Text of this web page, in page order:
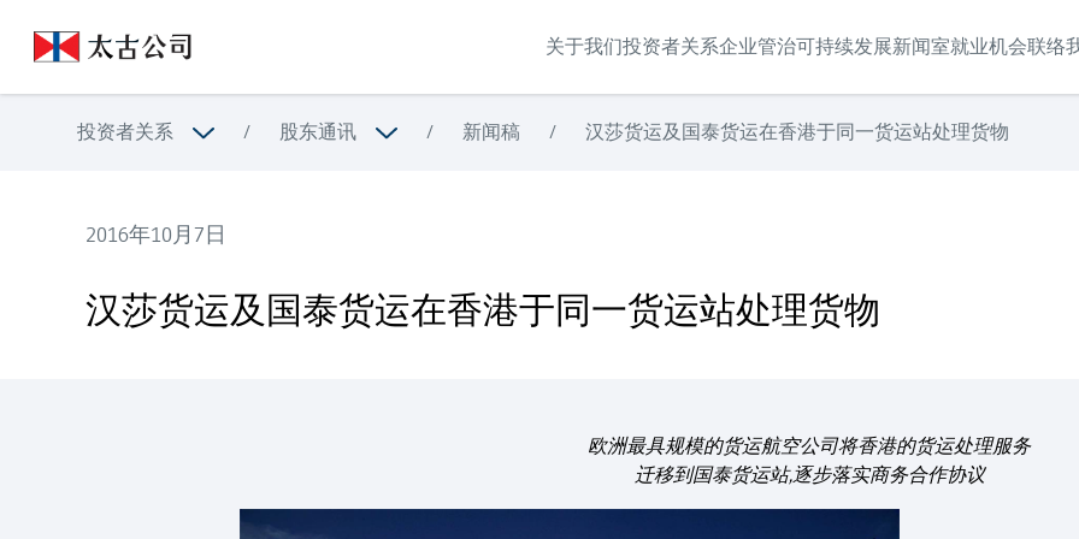
关于我们投资者关系企业管治可持续发展新闻室就业机会联络
投资者关系 / 股东通讯 / 新闻稿 / 汉莎货运及国泰货运在香港于同一货运站处理货物
2016年10月7日
汉莎货运及国泰货运在香港于同一货运站处理货物
欧洲最具规模的货运航空公司将香港的货运处理服务
迁移到国泰货运站,逐步落实商务合作协议